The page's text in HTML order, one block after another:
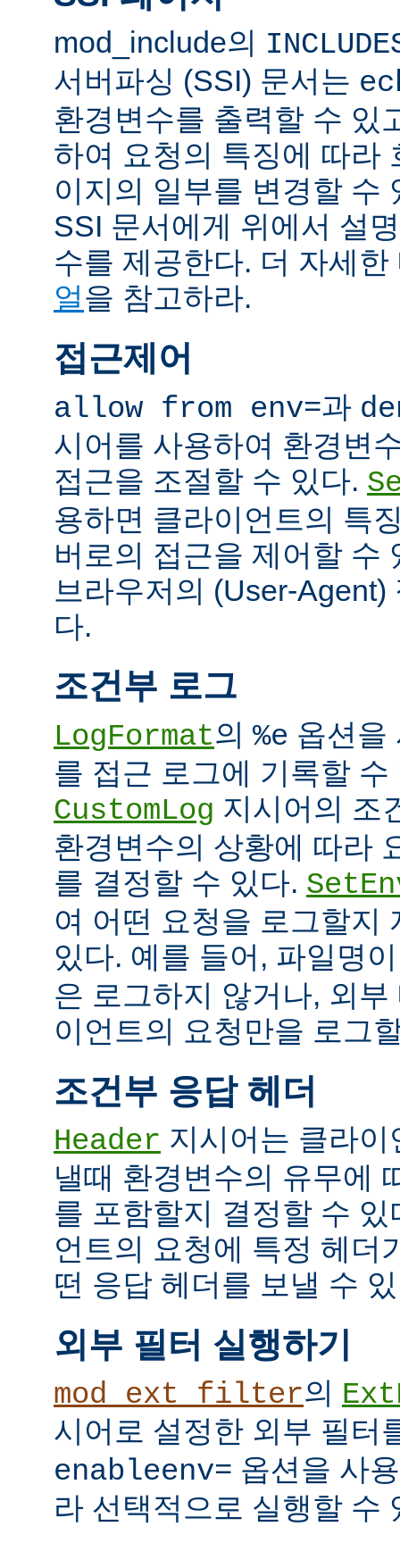
mod_include의
서버파싱 (SSI) 문서는
환경변수를 출력할 수 있
하여 요청의 특징에 따라
이지의 일부를 변경할 수
SSI 문서에게 위에서 설
수를 제공한다. 더 자세
얼을 참고하라.
접근제어
allow from env=과
시어를 사용하여 환경변
접근을 조절할 수 있다.
용하면 클라이언트의 특
버로의 접근을 제어할 수
브라우저의 (User-
다.
조건부 로그
LogFormat의 %e 옵션을
를 접근 로그에 기록할 수
CustomLog 지시어의 조
환경변수의 상황에 따라
를 결정할 수 있다.
여 어떤 요청을 로그할지
있다. 예를 들어, 파일명
은 로그하지 않거나, 외
이언트의 요청만을 로그
조건부 응답 헤더
Header 지시어는 클라
낼때 환경변수의 유무에
를 포함할지 결정할 수
언트의 요청에 특정 헤더
떤 응답 헤더를 보낼 수
외부 필터 실행하기
mod_ext_filter의
시어로 설정한 외부 필터
enableenv= 옵션을 사
라 선택적으로 실행할 수